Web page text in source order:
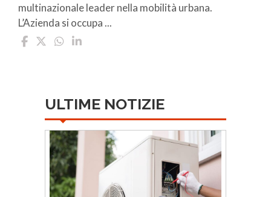
multinazionale leader nella mobilità urbana.
L’Azienda si occupa ...
ULTIME NOTIZIE